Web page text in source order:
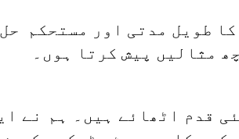
طویل مدتی اور مستحکم حل
مثالیں پیش کرتا ہوں۔
قدم اٹھائے ہیں۔ ہم نے